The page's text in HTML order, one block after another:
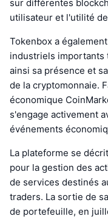
sur différentes
utilisateur et l'utilité
Tokenbox a
industriels importants
ainsi sa présence et
de la cryptomonnaie.
économique
s'engage activement
événements
La plateforme se
pour la gestion des
de services destinés
traders. La sortie de
de portefeuille, en